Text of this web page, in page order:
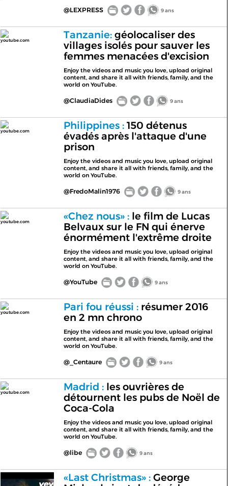
@LEXPRESS 9 ans
youtube.com Tanzanie:géolocaliser des
villages isolés pour sauver les
femmes menacées d'excision
Enjoy the videos and music you love, upload original
content, and share it all with friends, family, and the
world on YouTube.
@ClaudiaDides 9 ans
youtube.com Philippines :150 détenus
évadés après l'attaque d'une
prison
Enjoy the videos and music you love, upload original
content, and share it all with friends, family, and the
world on YouTube.
@FredoMalin1976 9 ans
youtube.com «Chez nous» :le film de Lucas
Belvaux sur le FN qui énerve
énormément l'extrême droite
Enjoy the videos and music you love, upload original
content, and share it all with friends, family, and the
world on YouTube.
@YouTube 9 ans
youtube.com Pari fou réussi :résumer 2016
en 2 mn chrono
Enjoy the videos and music you love, upload original
content, and share it all with friends, family, and the
world on YouTube.
@_Centaure 9 ans
youtube.com Madrid :les ouvrières de
détournent les pubs de Noël de
Coca-Cola
Enjoy the videos and music you love, upload original
content, and share it all with friends, family, and the
world on YouTube.
@libe 9 ans
«Last Christmas» :George